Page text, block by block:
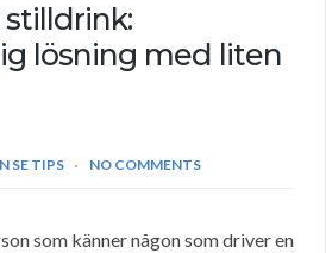
lösning med liten
SE TIPS NO COMMENTS
som känner någon som driver en